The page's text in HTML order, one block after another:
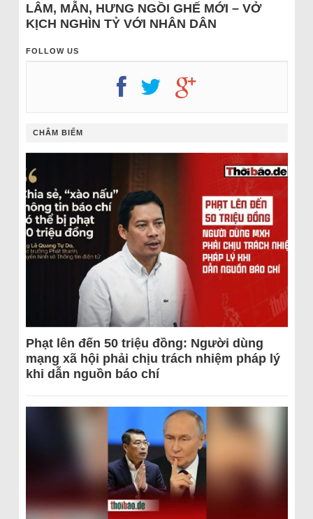
LÂM, MẪN, HƯNG NGỒI GHẾ MỚI – VỞ
KỊCH NGHÌN TỶ VỚI NHÂN DÂN
FOLLOW US
CHÂM BIẾM
Phạt lên đến 50 triệu đồng: Người dùng
mạng xã hội phải chịu trách nhiệm pháp lý
khi dẫn nguồn báo chí